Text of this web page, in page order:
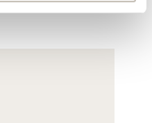
akzeptieren" klicken,
der optionalen Tools